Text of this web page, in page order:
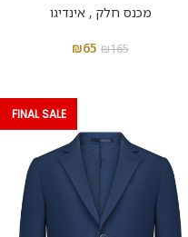
מכנס חלק , אינדיגו
₪165
₪65
FINAL SALE